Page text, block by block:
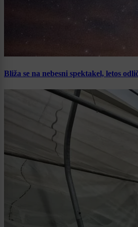
Bliža se na nebesni spektakel, letos